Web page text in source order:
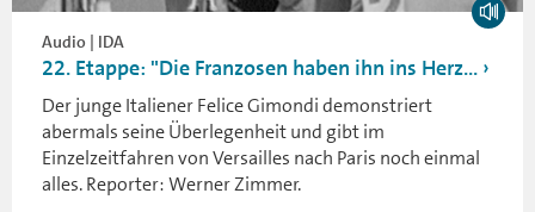
Audio | IDA
22. Etappe: "Die Franzosen haben ihn ins Herz...
Der junge Italiener Felice Gimondi demonstriert
abermals seine Überlegenheit und gibt im
Einzelzeitfahren von Versailles nach Paris noch einmal
alles. Reporter: Werner Zimmer.